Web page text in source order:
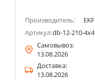
Производитель:
EKF
Артикул:db-12-210-4x4
Самовывоз:
13.08.2026
Доставка:
13.08.2026